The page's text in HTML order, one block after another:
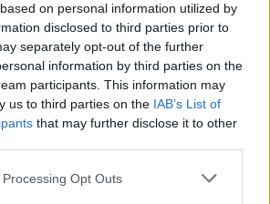
on personal information utilized by
disclosed to third parties prior to
separately opt-out of the further
information by third parties on the
participants. This information may
us to third parties on the IAB’s List of
that may further disclose it to other
website/app uses one or more Google
Opt Outs
jégkármérséklő rendszer az
működhet majd - mondta a Nemzeti
(NAK) elnöke csütörtökön Szekszárdon.
az év háziorvosára a Kárpát-